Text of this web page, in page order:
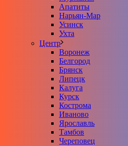
Апатиты
Нарьян-Мар
Усинск
Ухта
Центр
Воронеж
Белгород
Брянск
Липецк
Калуга
Курск
Кострома
Иваново
Ярославль
Тамбов
Череповец